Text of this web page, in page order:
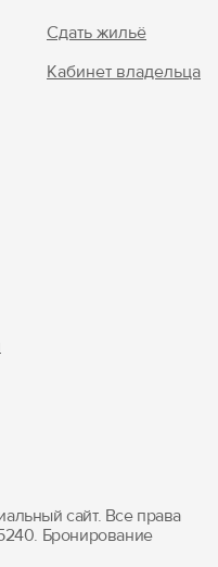
Сдать жильё
Кабинет владельца
сайт. Все права
Бронирование